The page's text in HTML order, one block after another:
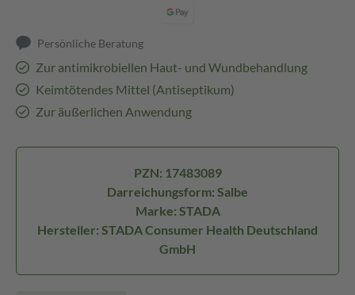
Persönliche Beratung
Zur antimikrobiellen Haut- und Wundbehandlung
Keimtötendes Mittel (Antiseptikum)
Zur äußerlichen Anwendung
PZN: 17483089
Darreichungsform: Salbe
Marke: STADA
Hersteller: STADA Consumer Health Deutschland
GmbH